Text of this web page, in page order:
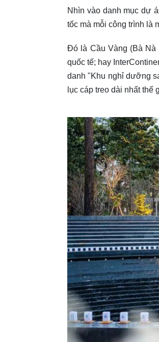
Nhìn vào danh mục dự
tốc mà mỗi công trình là
Đó là Cầu Vàng (Bà Nà
quốc tế; hay
danh "Khu nghỉ dưỡng
lục cáp treo dài nhất